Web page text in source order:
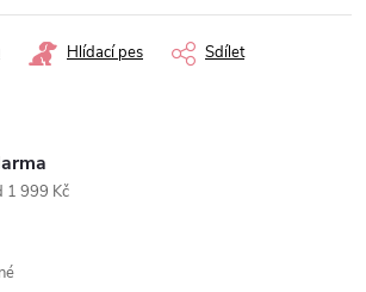
Hlídací pes Sdílet
1 999 Kč